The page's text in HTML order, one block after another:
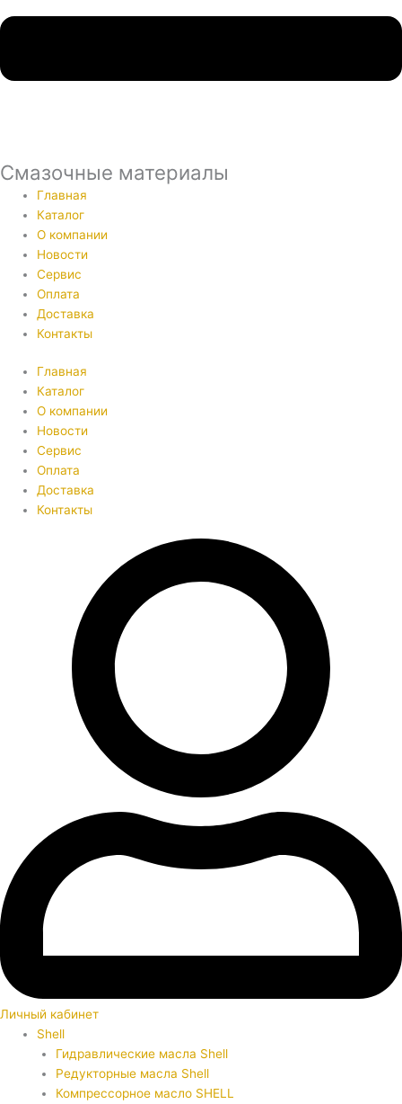
Смазочные материалы
Главная
Каталог
О компании
Новости
Сервис
Оплата
Доставка
Контакты
Главная
Каталог
О компании
Новости
Сервис
Оплата
Доставка
Контакты
Личный кабинет
Shell
Гидравлические масла Shell
Редукторные масла Shell
Компрессорное масло SHELL